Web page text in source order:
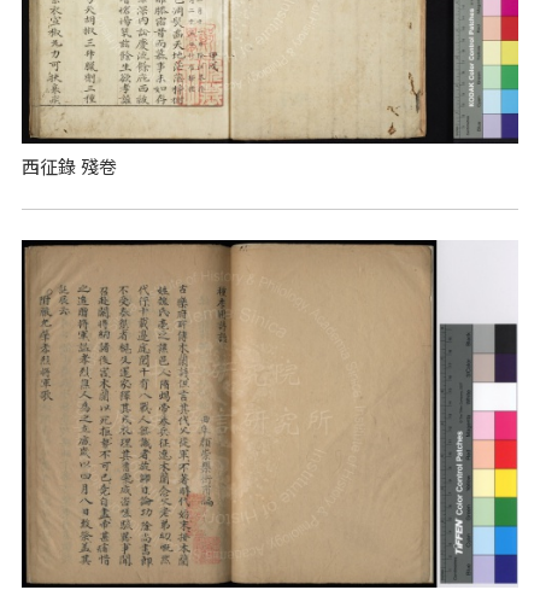
西征錄 殘卷